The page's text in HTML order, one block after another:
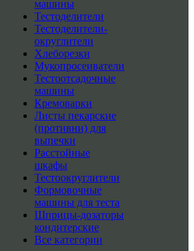
машины
Тестоделители
Тестоделители-
округлители
Хлеборезки
Мукопросеиватели
Тестоотсадочные
машины
Кремоварки
Листы пекарские
(противни) для
выпечки
Расстойные
шкафы
Тестоокруглители
Формовочные
машины для теста
Шприцы-дозаторы
кондитерские
Все категории